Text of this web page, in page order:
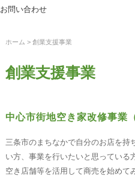
お問い合わせ
ホーム > 創業支援事業
創業支援事業
中心市街地空き家改修事業
三条市のまちなかで自分のお店を持
い方、事業を行いたいと思っている
空き店舗等を活用して商売を始めて